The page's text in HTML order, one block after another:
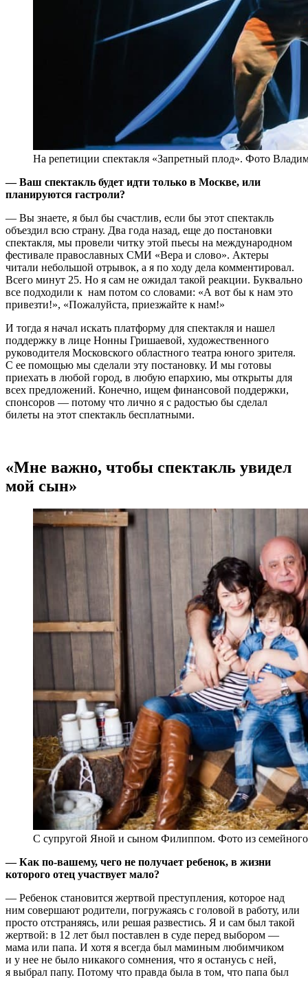
На репетиции спектакля «Запретный плод». Фото
— Ваш спектакль будет идти только в Москве, или
планируются гастроли?
— Вы знаете, я был бы счастлив, если бы этот спектакль
объездил всю страну. Два года назад, еще до постановки
спектакля, мы провели читку этой пьесы на международном
фестивале православных СМИ «Вера и слово». Актеры
читали небольшой отрывок, а я по ходу дела комментировал.
Всего минут 25. Но я сам не ожидал такой реакции. Буквально
все подходили к нам потом со словами: «А вот бы к нам это
привезти!», «Пожалуйста, приезжайте к нам!»
И тогда я начал искать платформу для спектакля и нашел
поддержку в лице Нонны Гришаевой, художественного
руководителя Московского областного театра юного зрителя.
С ее помощью мы сделали эту постановку. И мы готовы
приехать в любой город, в любую епархию, мы открыты для
всех предложений. Конечно, ищем финансовой поддержки,
спонсоров — потому что лично я с радостью бы сделал
билеты на этот спектакль бесплатными.
«Мне важно, чтобы спектакль увидел
мой сын»
С супругой Яной и сыном Филиппом. Фото из семейного
— Как по-вашему, чего не получает ребенок, в жизни
которого отец участвует мало?
— Ребенок становится жертвой преступления, которое над
ним совершают родители, погружаясь с головой в работу, или
просто отстраняясь, или решая развестись. Я и сам был такой
жертвой: в 12 лет был поставлен в суде перед выбором —
мама или папа. И хотя я всегда был маминым любимчиком
и у нее не было никакого сомнения, что я останусь с ней,
я выбрал папу. Потому что правда была в том, что папа был